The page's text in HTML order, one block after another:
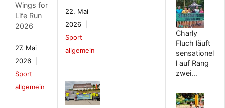
Wings for
Life Run
2026
27. Mai
2026
Sport
allgemein
22. Mai
2026
Sport
allgemein
Charly
Fluch läuft
sensationel
l auf Rang
zwei…